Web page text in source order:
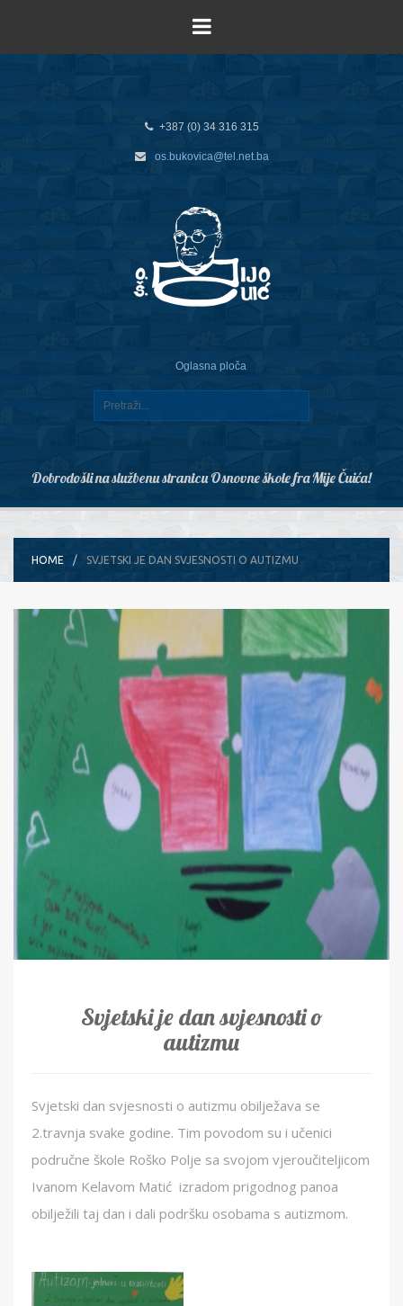
+387 (0) 34 316 315
os.bukovica@tel.net.ba
Oglasna ploča
Dobrodošli na službenu stranicu Osnovne škole fra Mije Čuića!
HOME SVJETSKI JE DAN SVJESNOSTI O AUTIZMU
Svjetski je dan svjesnosti o
autizmu
Svjetski dan svjesnosti o autizmu obilježava se
2.travnja svake godine. Tim povodom su i učenici
područne škole Roško Polje sa svojom vjeroučiteljicom
Ivanom Kelavom Matić izradom prigodnog panoa
obilježili taj dan i dali podršku osobama s autizmom.